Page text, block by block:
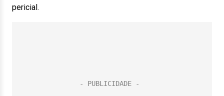
pericial.